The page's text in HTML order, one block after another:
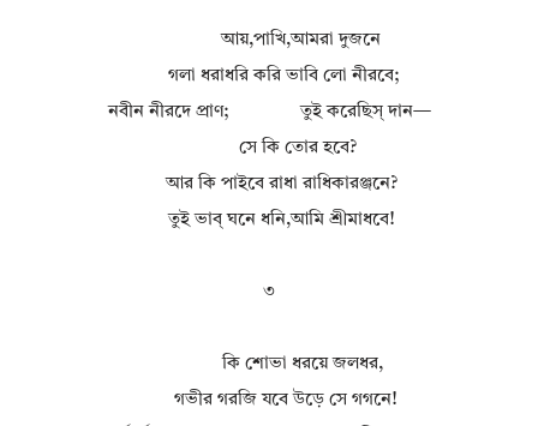
আয়,পাখি,আমরা দুজনে
গলা ধরাধরি করি ভাবি লো নীরবে;
নবীন নীরদে প্রাণ; তুই করেছিস্ দান—
সে কি তোর হবে?
আর কি পাইবে রাধা রাধিকারঞ্জনে?
তুই ভাব্ ঘনে ধনি,আমি শ্ৰীমাধবে!
৩
কি শোভা ধরয়ে জলধর,
গভীর গরজি যবে উড়ে সে গগনে!